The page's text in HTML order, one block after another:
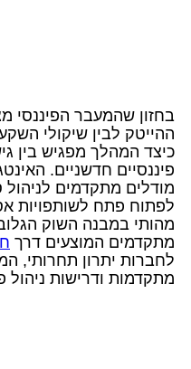
בחזון שהמעבר הפיננסי
ההייטק לבין שיקולי
כיצד המהלך מפגיש בין
פיננסיים חדשניים.
מודלים מתקדמים לניהול
לפתוח פתח לשותפויות
מהותי במבנה השוק
מתקדמים המוצעים דרך
לחברות יתרון תחרותי,
מתקדמות ודרישות ניהול